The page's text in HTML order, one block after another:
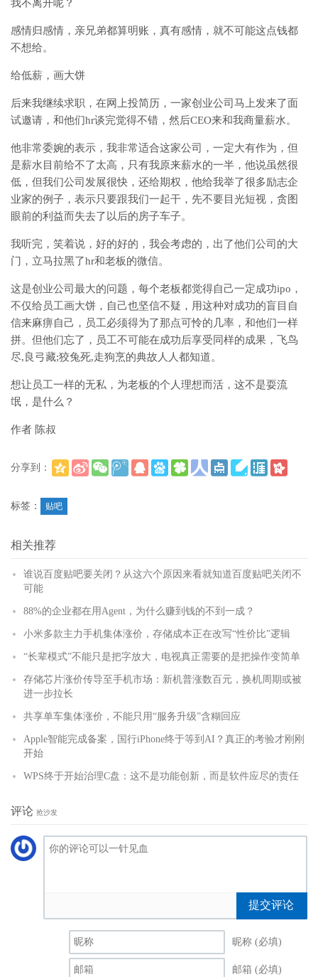
我不离开呢？
感情归感情，亲兄弟都算明账，真有感情，就不可能这点钱都
不想给。
给低薪，画大饼
后来我继续求职，在网上投简历，一家创业公司马上发来了面
试邀请，和他们hr谈完觉得不错，然后CEO来和我商量薪水。
他非常委婉的表示，我非常适合这家公司，一定大有作为，但
是薪水目前给不了太高，只有我原来薪水的一半，他说虽然很
低，但我们公司发展很快，还给期权，他给我举了很多励志企
业家的例子，表示只要跟我们一起干，先不要目光短视，贪图
眼前的利益而失去了以后的房子车子。
我听完，笑着说，好的好的，我会考虑的，出了他们公司的大
门，立马拉黑了hr和老板的微信。
这是创业公司最大的问题，每个老板都觉得自己一定成功ipo，
不仅给员工画大饼，自己也坚信不疑，用这种对成功的盲目自
信来麻痹自己，员工必须得为了那点可怜的几率，和他们一样
拼。但他们忘了，员工不可能在成功后享受同样的成果，飞鸟
尽,良弓藏;狡兔死,走狗烹的典故人人都知道。
想让员工一样的无私，为老板的个人理想而活，这不是耍流
氓，是什么？
作者 陈叔
分享到：
标签：
贴吧
相关推荐
谁说百度贴吧要关闭？从这六个原因来看就知道百度贴吧关闭不
可能
88%的企业都在用Agent，为什么赚到钱的不到一成？
小米多款主力手机集体涨价，存储成本正在改写“性价比”逻辑
“长辈模式”不能只是把字放大，电视真正需要的是把操作变简单
存储芯片涨价传导至手机市场：新机普涨数百元，换机周期或被
进一步拉长
共享单车集体涨价，不能只用“服务升级”含糊回应
Apple智能完成备案，国行iPhone终于等到AI？真正的考验才刚刚
开始
WPS终于开始治理C盘：这不是功能创新，而是软件应尽的责任
评论 抢沙发
提交评论
昵称 (必填)
邮箱 (必填)